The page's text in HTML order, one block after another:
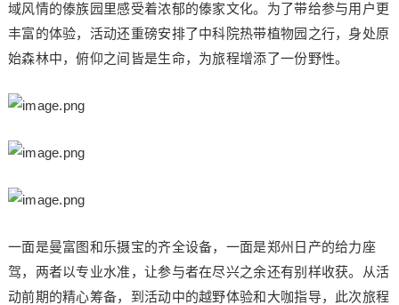
域风情的傣族园里感受着浓郁的傣家文化。为了带给参与用户更
丰富的体验，活动还重磅安排了中科院热带植物园之行，身处原
始森林中，俯仰之间皆是生命，为旅程增添了一份野性。
一面是曼富图和乐摄宝的齐全设备，一面是郑州日产的给力座
驾，两者以专业水准，让参与者在尽兴之余还有别样收获。从活
动前期的精心筹备，到活动中的越野体验和大咖指导，此次旅程